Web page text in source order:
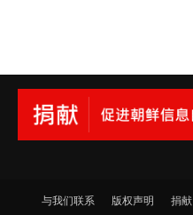
与我们联系 版权声明 捐献